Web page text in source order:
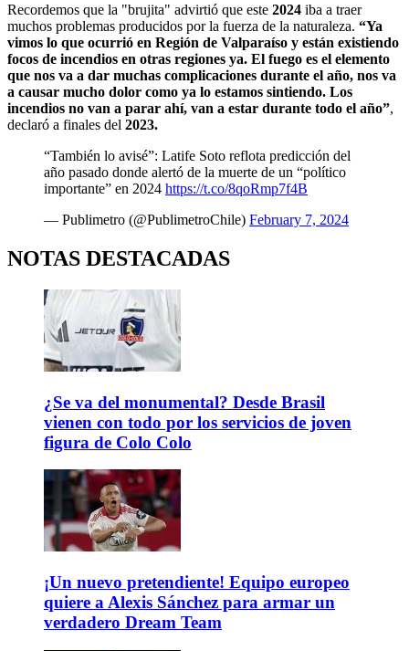
Recordemos que la "brujita" advirtió que este 2024 iba a traer
muchos problemas producidos por la fuerza de la naturaleza. “Ya
vimos lo que ocurrió en Región de Valparaíso y están existiendo
focos de incendios en otras regiones ya. El fuego es el elemento
que nos va a dar muchas complicaciones durante el año, nos va
a causar mucho dolor como ya lo estamos sintiendo. Los
incendios no van a parar ahí, van a estar durante todo el año”,
declaró a finales del 2023.
“También lo avisé”: Latife Soto reflota predicción del
año pasado donde alertó de la muerte de un “político
importante” en 2024 https://t.co/8qoRmp7f4B
— Publimetro (@PublimetroChile) February 7, 2024
NOTAS DESTACADAS
¿Se va del monumental? Desde Brasil
vienen con todo por los servicios de joven
figura de Colo Colo
¡Un nuevo pretendiente! Equipo europeo
quiere a Alexis Sánchez para armar un
verdadero Dream Team